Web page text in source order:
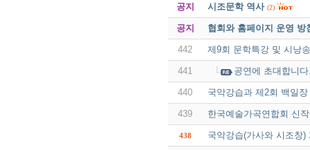
공지 시조문학 역사 (2)
공지 협회와 홈페이지 운영 방
442 제9회 문학특강 및 시낭
441 공연에 초대합니
440 국악강습과 제2회 백일
439 한국예술가곡연합회 신
438 국악강습(가사와 시조창)